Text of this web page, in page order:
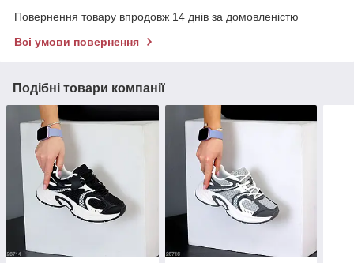
Повернення товару впродовж 14 днів за домовленістю
Всі умови повернення
Подібні товари компанії